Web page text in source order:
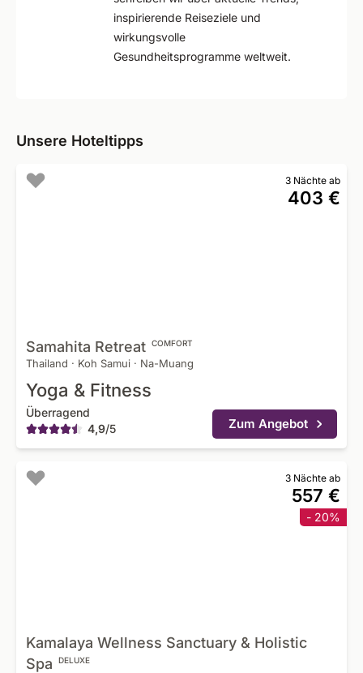
inspirierende Reiseziele und
wirkungsvolle
Gesundheitsprogramme weltweit.
Unsere Hoteltipps
3 Nächte ab
403 €
Samahita Retreat COMFORT
Thailand · Koh Samui · Na-Muang
Yoga & Fitness
Überragend
4,9/5 Zum Angebot
3 Nächte ab
557 €
- 20%
Kamalaya Wellness Sanctuary & Holistic
Spa
DELUXE